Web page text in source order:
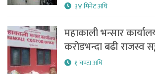
३४ मिनेट अघि
महाकाली भन्सार
करोडभन्दा बढी राजस्व
१ घण्टा अघि